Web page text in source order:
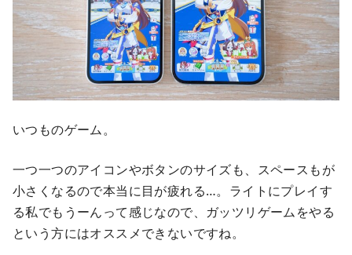
いつものゲーム。
一つ一つのアイコンやボタンのサイズも、スペースもが
小さくなるので本当に目が疲れる…。ライトにプレイす
る私でもうーんって感じなので、ガッツリゲームをやる
という方にはオススメできないですね。